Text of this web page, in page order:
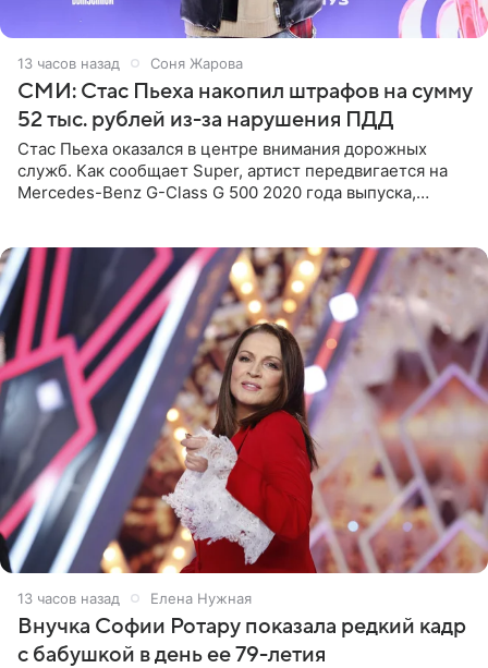
13 часов назад Соня Жарова
СМИ: Стас Пьеха накопил штрафов на сумму
52 тыс. рублей из-за нарушения ПДД
Стас Пьеха оказался в центре внимания дорожных
служб. Как сообщает Super, артист передвигается на
Mercedes-Benz G-Class G 500 2020 года выпуска,
13 часов назад Елена Нужная
Внучка Софии Ротару показала редкий кадр
с бабушкой в день ее 79-летия